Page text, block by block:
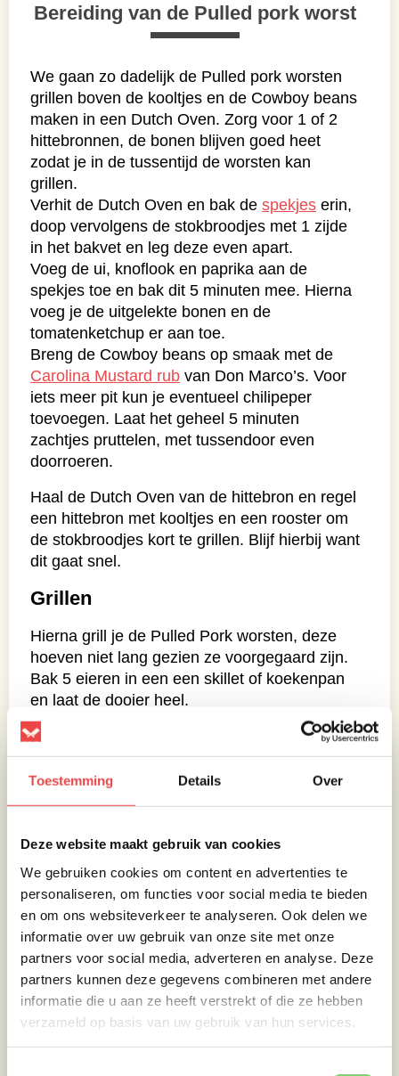
Toestemming Details Over
Deze website maakt gebruik van cookies
We gebruiken cookies om content en advertenties te
personaliseren, om functies voor social media te bieden
en om ons websiteverkeer te analyseren. Ook delen we
informatie over uw gebruik van onze site met onze
partners voor social media, adverteren en analyse. Deze
partners kunnen deze gegevens combineren met andere
informatie die u aan ze heeft verstrekt of die ze hebben
verzameld op basis van uw gebruik van hun services.
Bereiding van de Pulled pork worst
We gaan zo dadelijk de Pulled pork worsten
grillen boven de kooltjes en de Cowboy beans
maken in een Dutch Oven. Zorg voor 1 of 2
hittebronnen, de bonen blijven goed heet
zodat je in de tussentijd de worsten kan
grillen.
Verhit de Dutch Oven en bak de spekjes erin,
doop vervolgens de stokbroodjes met 1 zijde
in het bakvet en leg deze even apart.
Voeg de ui, knoflook en paprika aan de
spekjes toe en bak dit 5 minuten mee. Hierna
voeg je de uitgelekte bonen en de
tomatenketchup er aan toe.
Breng de Cowboy beans op smaak met de
Carolina Mustard rub van Don Marco’s. Voor
iets meer pit kun je eventueel chilipeper
toevoegen. Laat het geheel 5 minuten
zachtjes pruttelen, met tussendoor even
doorroeren.
Haal de Dutch Oven van de hittebron en regel
een hittebron met kooltjes en een rooster om
de stokbroodjes kort te grillen. Blijf hierbij want
dit gaat snel.
Grillen
Hierna grill je de Pulled Pork worsten, deze
hoeven niet lang gezien ze voorgegaard zijn.
Bak 5 eieren in een een skillet of koekenpan
en laat de dooier heel.
Indien nodig de Cowboy beans wat opwarmen
en anders direct serveren met de gegrilde
Lekker met een rauwkost salade erbij.